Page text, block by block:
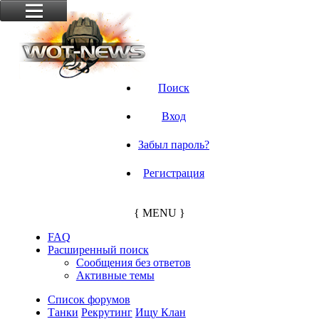
Поиск
Вход
Забыл пароль?
Регистрация
{ MENU }
FAQ
Расширенный поиск
Сообщения без ответов
Активные темы
Список форумов
Танки Рекрутинг Ищу Клан